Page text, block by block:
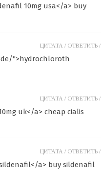
10mg usa</a> buy
">hydrochloroth
ЦИТАТА / ОТВЕТИТЬ /
uk</a> cheap cialis
ЦИТАТА / ОТВЕТИТЬ /
a> buy sildenafil
ЦИТАТА / ОТВЕТИТЬ /